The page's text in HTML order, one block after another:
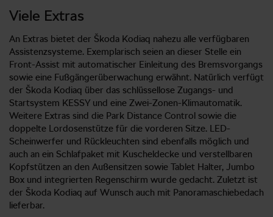
Viele Extras
An Extras bietet der Škoda Kodiaq nahezu alle verfügbaren
Assistenzsysteme. Exemplarisch seien an dieser Stelle ein
Front-Assist mit automatischer Einleitung des Bremsvorgangs
sowie eine Fußgängerüberwachung erwähnt. Natürlich verfügt
der Škoda Kodiaq über das schlüssellose Zugangs- und
Startsystem KESSY und eine Zwei-Zonen-Klimautomatik.
Weitere Extras sind die Park Distance Control sowie die
doppelte Lordosenstütze für die vorderen Sitze. LED-
Scheinwerfer und Rückleuchten sind ebenfalls möglich und
auch an ein Schlafpaket mit Kuscheldecke und verstellbaren
Kopfstützen an den Außensitzen sowie Tablet Halter, Jumbo
Box und integrierten Regenschirm wurde gedacht. Zuletzt ist
der Škoda Kodiaq auf Wunsch auch mit Panoramaschiebedach
lieferbar.